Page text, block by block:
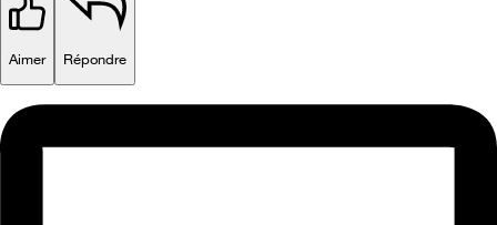
Aimer Répondre